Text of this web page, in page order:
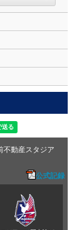
不動産スタジア
公式記録